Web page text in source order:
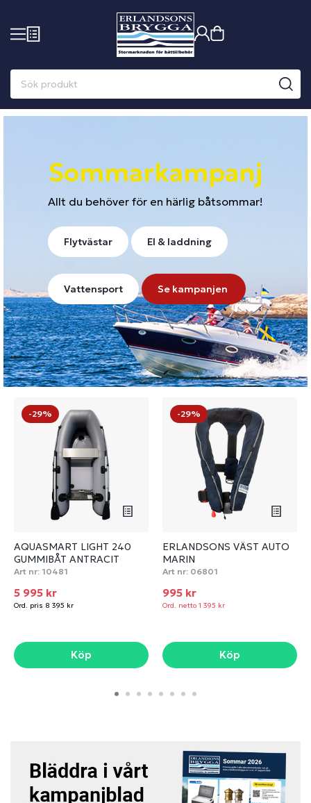
Sommarkampanj
Allt du behöver för en härlig båtsommar!
Flytvästar El & laddning
Vattensport Se kampanjen
-29%
AQUASMART LIGHT 240
GUMMIBÅT ANTRACIT
Art nr: 10481
5 995 kr
Ord. pris 8 395 kr
Köp
-29%
ERLANDSONS VÄST AUTO
MARIN
Art nr: 06801
995 kr
Ord. netto 1 395 kr
Köp